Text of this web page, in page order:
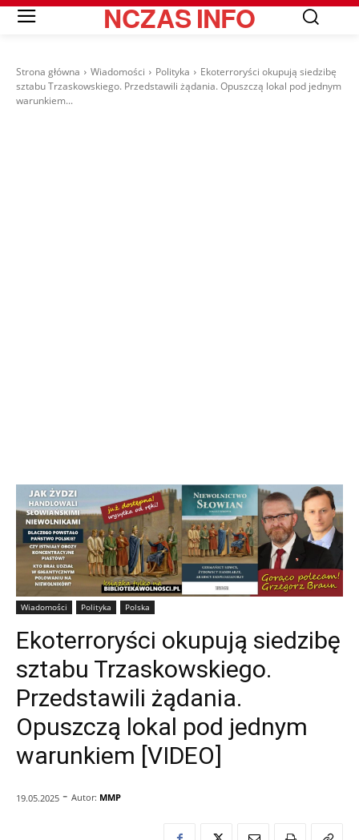
NCZASINFO
Strona główna Wiadomości Polityka
Ekoterroryści okupują siedzibę
sztabu Trzaskowskiego. Przedstawili żądania. Opuszczą lokal pod jednym
warunkiem...
Wiadomości Polityka Polska
Ekoterroryści okupują siedzibę
sztabu Trzaskowskiego.
Przedstawili żądania.
Opuszczą lokal pod jednym
warunkiem [VIDEO]
19.05.2025 - Autor: MMP